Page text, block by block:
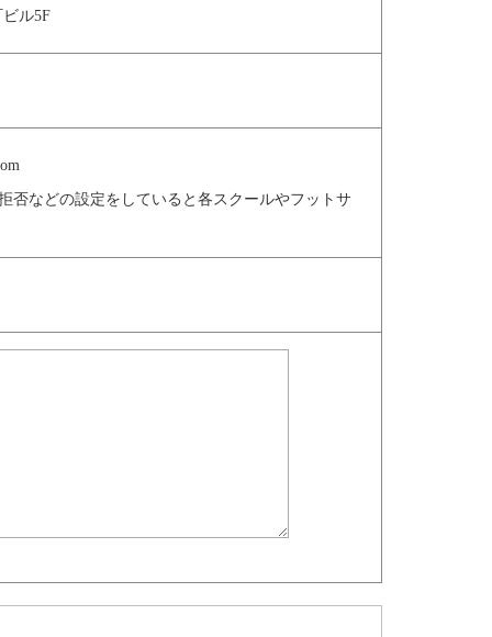
ル5F
否などの設定をしていると各スクールやフットサ